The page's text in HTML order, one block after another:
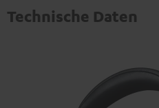
Technische Daten